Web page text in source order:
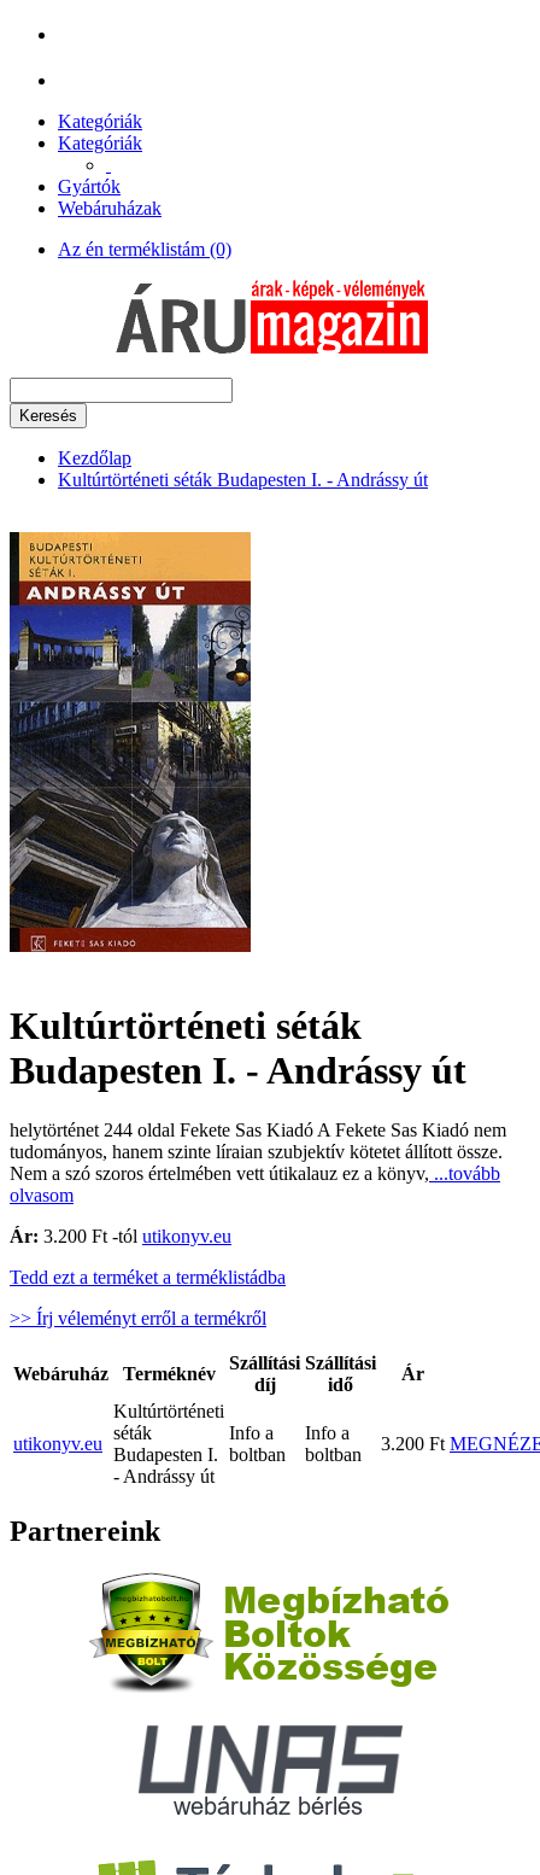
Kategóriák
Kategóriák
Gyártók
Webáruházak
Az én terméklistám (0)
Keresés
Kezdőlap
Kultúrtörténeti séták Budapesten I. - Andrássy út
Kultúrtörténeti séták
Budapesten I. - Andrássy út
helytörténet 244 oldal Fekete Sas Kiadó A Fekete Sas Kiadó nem
tudományos, hanem szinte líraian szubjektív kötetet állított össze.
Nem a szó szoros értelmében vett útikalauz ez a könyv, ...tovább
olvasom
Ár: 3.200 Ft -tól utikonyv.eu
Tedd ezt a terméket a terméklistádba
>> Írj véleményt erről a termékről
Webáruház Terméknév
Szállítási
díj
Szállítási
idő
Ár
utikonyv.eu
Kultúrtörténeti
séták
Budapesten I.
- Andrássy út
Info a
boltban
Info a
boltban
3.200 Ft
Partnereink